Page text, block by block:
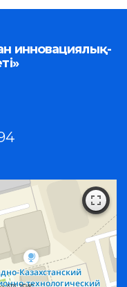
инновациялық-